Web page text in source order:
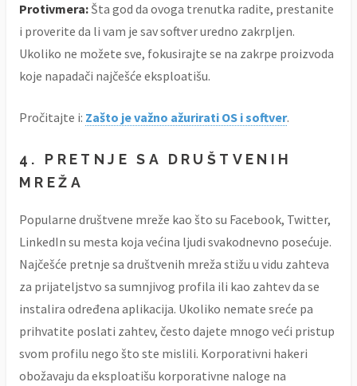
Protivmera: Šta god da ovoga trenutka radite, prestanite
i proverite da li vam je sav softver uredno zakrpljen.
Ukoliko ne možete sve, fokusirajte se na zakrpe proizvoda
koje napadači najčešće eksploatišu.
Pročitajte i: Zašto je važno ažurirati OS i softver.
4. PRETNJE SA DRUŠTVENIH
MREŽA
Popularne društvene mreže kao što su Facebook, Twitter,
LinkedIn su mesta koja većina ljudi svakodnevno posećuje.
Najčešće pretnje sa društvenih mreža stižu u vidu zahteva
za prijateljstvo sa sumnjivog profila ili kao zahtev da se
instalira određena aplikacija. Ukoliko nemate sreće pa
prihvatite poslati zahtev, često dajete mnogo veći pristup
svom profilu nego što ste mislili. Korporativni hakeri
obožavaju da eksploatišu korporativne naloge na